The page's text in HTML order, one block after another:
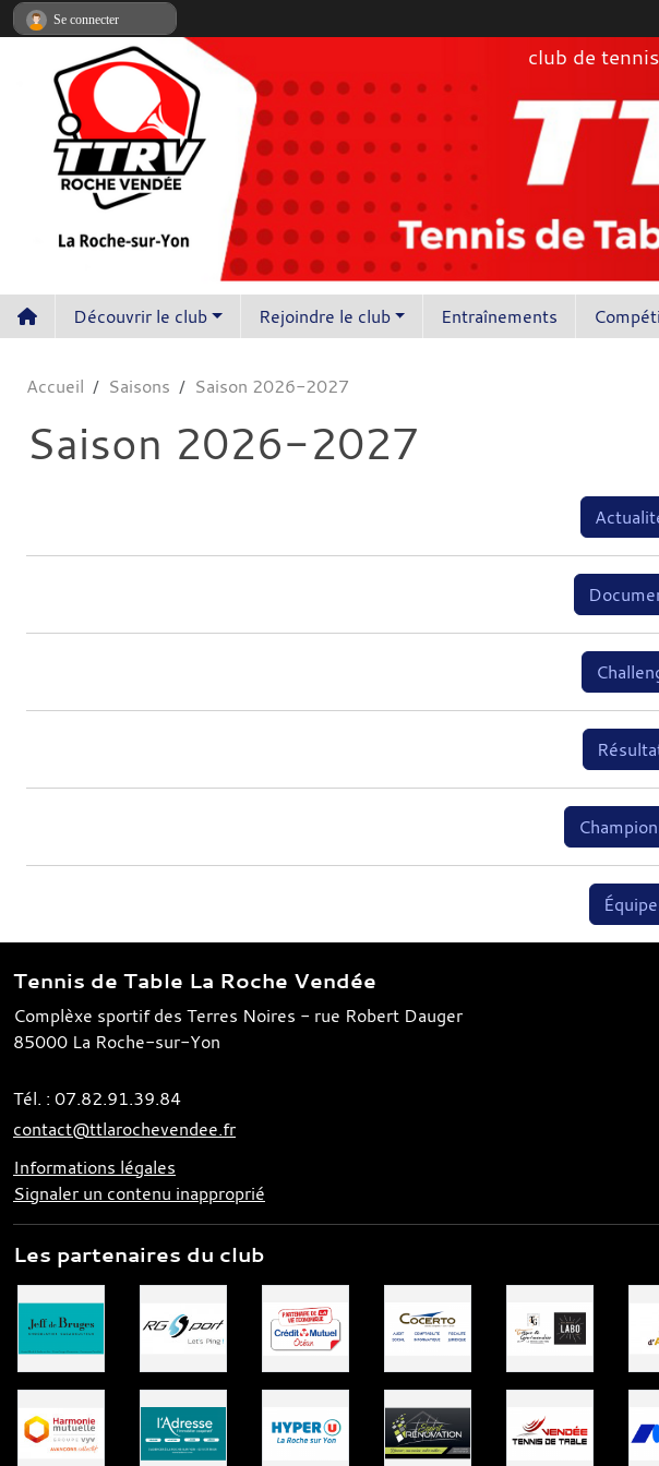
club de
Découvrir le club Rejoindre le club Entraînements
Accueil Saisons Saison 2026-2027
Saison 2026-2027
Tennis de Table La Roche Vendée
Complèxe sportif des Terres Noires - rue Robert Dauger
85000 La Roche-sur-Yon
Tél. : 07.82.91.39.84
contact@ttlarochevendee.fr
Informations légales
Signaler un contenu inapproprié
Les partenaires du club
Se connecter
Panneau de gestion des cookies